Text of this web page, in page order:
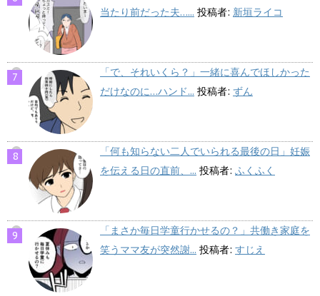
当たり前だった夫…... 投稿者: 新垣ライコ
「で、それいくら？」一緒に喜んでほしかった
だけなのに…ハンド... 投稿者: ずん
「何も知らない二人でいられる最後の日」妊娠
を伝える日の直前、... 投稿者: ふくふく
「まさか毎日学童行かせるの？」共働き家庭を
笑うママ友が突然謝... 投稿者: すじえ